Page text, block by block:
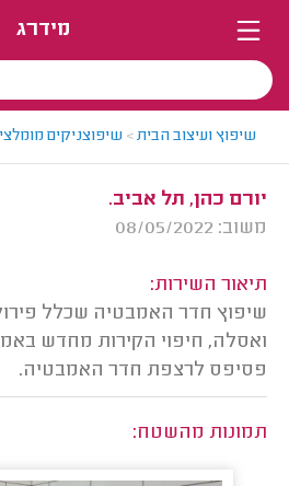
מידרג
שיפוץ ועיצוב הבית> שיפוצניקים
יורם כהן, תל אביב.
משוב: 08/05/2022
תיאור השירות:
שיפוץ חדר האמבטיה שכלל
ואסלה, חיפוי הקירות מחדש
פסיפס לרצפת חדר האמבטיה.
תמונות מהשטח: